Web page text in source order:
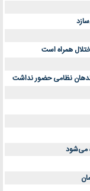
نظامی حضور نداشت